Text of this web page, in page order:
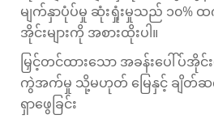
မျက်နှာပုံပ်မှု ဆုံးရှုံးမှုသည် ၁၀% ထ
အိုင်းများကို အစားထိုးပါ။
မြှင့်တင်ထားသော အခန်းပေါ်ပ်အိုင်း
ကွဲအက်မှု သို့မဟုတ် မြေနှင့် ချိတ်ဆက်
ရှာဖွေခြင်း